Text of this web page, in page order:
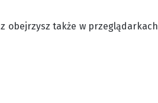
obejrzysz także w przeglądarkach